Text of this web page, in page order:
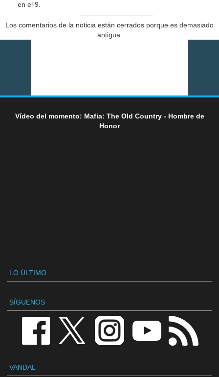
en el 9.
Los comentarios de la noticia están cerrados porque es demasiado
antigua.
Vídeo del momento: Mafia: The Old Country - Hombre de
Honor
LO ÚLTIMO
SÍGUENOS
VANDAL